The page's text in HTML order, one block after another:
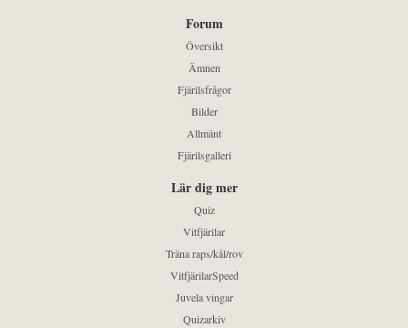
Forum
Översikt
Ämnen
Fjärilsfrågor
Bilder
Allmänt
Fjärilsgalleri
Lär dig mer
Quiz
Vitfjärilar
Träna raps/kål/rov
VitfjärilarSpeed
Juvela vingar
Quizarkiv